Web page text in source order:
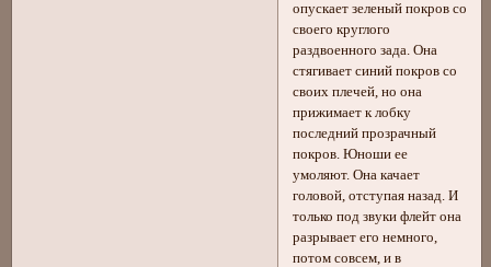
опускает зеленый покров со
своего круглого
раздвоенного зада. Она
стягивает синий покров со
своих плечей, но она
прижимает к лобку
последний прозрачный
покров. Юноши ее
умоляют. Она качает
головой, отступая назад. И
только под звуки флейт она
разрывает его немного,
потом совсем, и в